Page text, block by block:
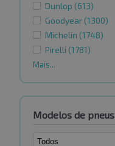
Dunlop (613)
Goodyear (1300)
Michelin (1748)
Pirelli (1781)
Mais...
Modelos de pneus